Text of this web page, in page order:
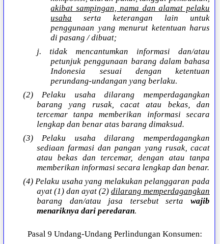
akibat sampingan, nama dan alamat pelaku
usaha serta keterangan lain untuk
penggunaan yang menurut ketentuan harus
di pasang / dibuat;
j. tidak mencantumkan informasi dan/atau
petunjuk penggunaan barang dalam bahasa
Indonesia sesuai dengan ketentuan
perundang-undangan yang berlaku.
(2) Pelaku usaha dilarang memperdagangkan
barang yang rusak, cacat atau bekas, dan
tercemar tanpa memberikan informasi secara
lengkap dan benar atas barang dimaksud.
(3) Pelaku usaha dilarang memperdagangkan
sediaan farmasi dan pangan yang rusak, cacat
atau bekas dan tercemar, dengan atau tanpa
memberikan informasi secara lengkap dan benar.
(4) Pelaku usaha yang melakukan pelanggaran pada
ayat (1) dan ayat (2) dilarang memperdagangkan
barang dan/atau jasa tersebut serta wajib
menariknya dari peredaran.
Pasal 9 Undang-Undang Perlindungan Konsumen: